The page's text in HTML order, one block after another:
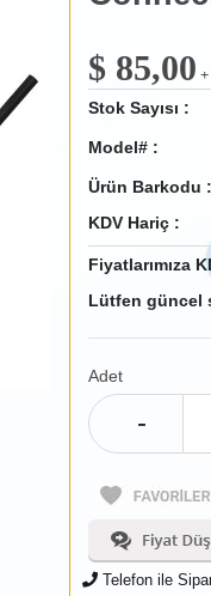
$ 85,00
Stok Sayısı :
Model# :
Ürün Barkodu :
KDV Hariç :
Fiyatlarımıza
Lütfen güncel
Adet
-
Telefon ile